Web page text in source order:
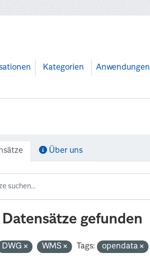
Kategorien Anwendungen
Über uns
Datensätze gefunden
DWG WMS Tags: opendata